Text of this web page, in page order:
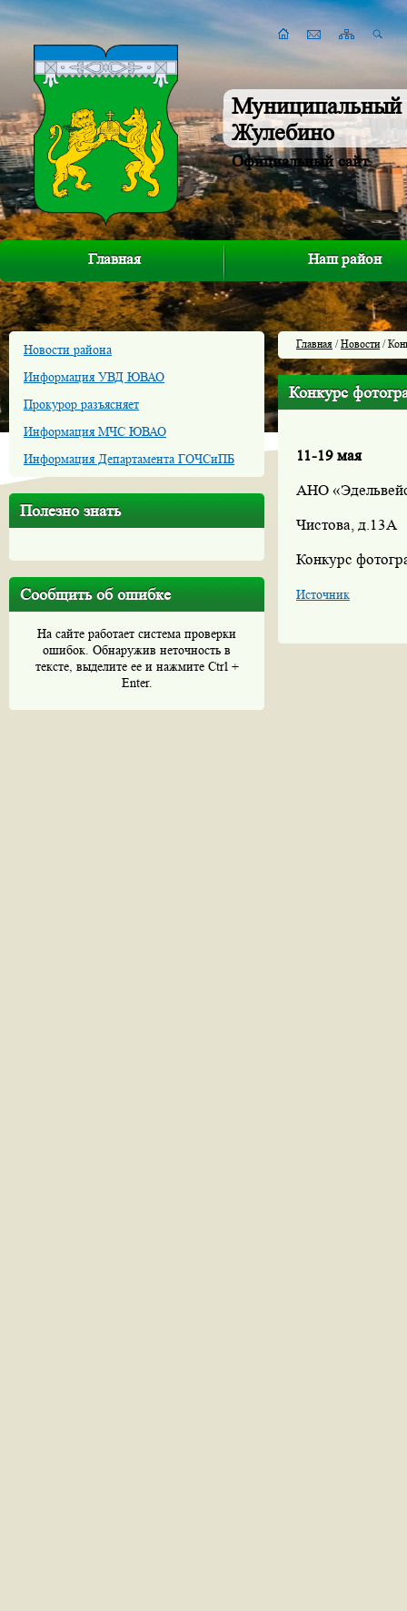
Муниципальный
Жулебино
Официальный сайт
Главная Наш район
Новости района
Информация УВД ЮВАО
Прокурор разъясняет
Информация МЧС ЮВАО
Информация Департамента ГОЧСиПБ
Полезно знать
Сообщить об ошибке
На сайте работает система проверки
ошибок. Обнаружив неточность в
тексте, выделите ее и нажмите Ctrl +
Enter.
Главная /Новости/
Конкурс
11-19 мая
АНО
Чистова, д.13А
Конкурс
Источник